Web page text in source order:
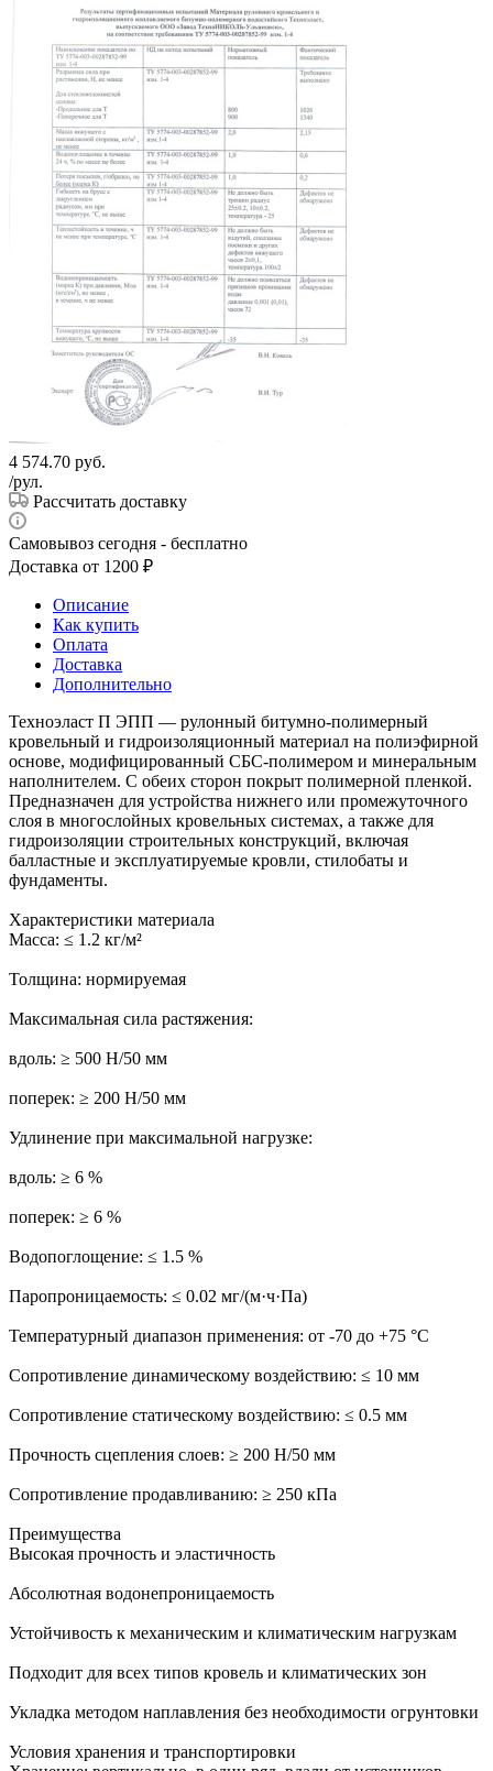
4 574.70 руб.
/рул.
Рассчитать доставку
Самовывоз сегодня - бесплатно
Доставка от 1200 ₽
Описание
Как купить
Оплата
Доставка
Дополнительно
Техноэласт П ЭПП — рулонный битумно-полимерный
кровельный и гидроизоляционный материал на полиэфирной
основе, модифицированный СБС-полимером и минеральным
наполнителем. С обеих сторон покрыт полимерной пленкой.
Предназначен для устройства нижнего или промежуточного
слоя в многослойных кровельных системах, а также для
гидроизоляции строительных конструкций, включая
балластные и эксплуатируемые кровли, стилобаты и
фундаменты.
Характеристики материала
Масса: ≤ 1.2 кг/м²
Толщина: нормируемая
Максимальная сила растяжения:
вдоль: ≥ 500 Н/50 мм
поперек: ≥ 200 Н/50 мм
Удлинение при максимальной нагрузке:
вдоль: ≥ 6 %
поперек: ≥ 6 %
Водопоглощение: ≤ 1.5 %
Паропроницаемость: ≤ 0.02 мг/(м·ч·Па)
Температурный диапазон применения: от -70 до +75 °C
Сопротивление динамическому воздействию: ≤ 10 мм
Сопротивление статическому воздействию: ≤ 0.5 мм
Прочность сцепления слоев: ≥ 200 Н/50 мм
Сопротивление продавливанию: ≥ 250 кПа
Преимущества
Высокая прочность и эластичность
Абсолютная водонепроницаемость
Устойчивость к механическим и климатическим нагрузкам
Подходит для всех типов кровель и климатических зон
Укладка методом наплавления без необходимости огрунтовки
Условия хранения и транспортировки